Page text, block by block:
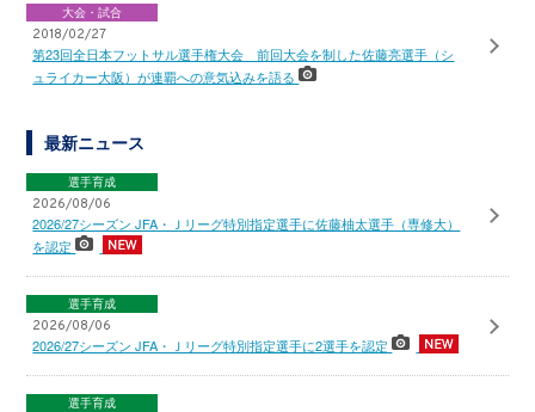
大会・試合
2018/02/27
第23回全日本フットサル選手権大会 前回大会を制した佐藤亮選手（シ
ュライカー大阪）が連覇への意気込みを語る
最新ニュース
選手育成
2026/08/06
2026/27シーズン JFA・Ｊリーグ特別指定選手に佐藤柚太選手（専修大）
を認定
選手育成
2026/08/06
2026/27シーズン JFA・Ｊリーグ特別指定選手に2選手を認定
選手育成